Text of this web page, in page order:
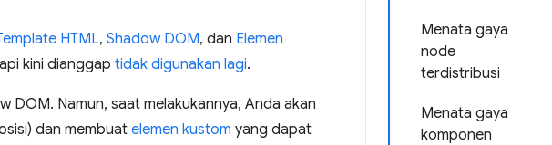
Menata gaya
node
terdistribusi
Menata gaya
komponen
HTML, Shadow DOM, dan Elemen
kini dianggap tidak digunakan lagi.
Namun, saat melakukannya, Anda akan
dan membuat elemen kustom yang dapat